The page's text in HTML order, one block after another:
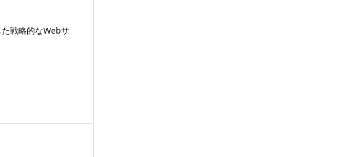
戦略的なWebサ